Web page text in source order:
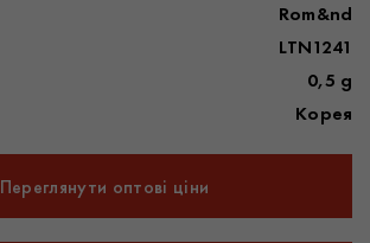
Rom&nd
LTN1241
0,5 g
Корея
Переглянути оптові ціни